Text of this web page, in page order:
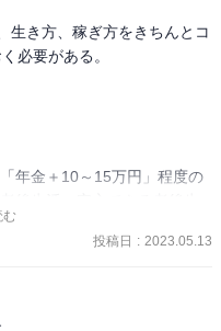
生き方、稼ぎ方をきちんとコ
必要がある。
年金＋10～15万円」程度の
く環境」の変化
のキャリアチェンジい大き
む
投稿日 : 2023.05.13